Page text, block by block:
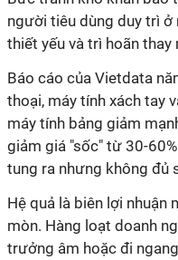
người tiêu dùng duy trì
thiết yếu và trì hoãn thay
Báo cáo của Vietdata
thoại, máy tính xách tay
máy tính bảng giảm
giảm giá "sốc" từ 30-
tung ra nhưng không đủ
Hệ quả là biên lợi nhuận
mòn. Hàng loạt doanh
trưởng âm hoặc đi